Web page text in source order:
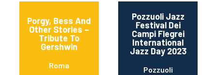
Porgy, Bess And
Other Stories –
Tribute To
Gershwin
Roma
Pozzuoli Jazz
Festival Dei
Campi Flegrei
International
Jazz Day 2023
Pozzuoli